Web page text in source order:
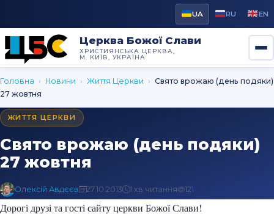
UA RU EN
Церква Божої Слави
ХРИСТИЯНСЬКА ЦЕРКВА,
М. КИЇВ, УКРАЇНА
Головна › Новини › Життя Церкви › Свято врожаю (день подяки)
27 жовтня
ЖИТТЯ ЦЕРКВИ
Свято врожаю (день подяки)
27 жовтня
Олексій Авдєєв 27.10.2013 1 хв читання 121
Дорогі друзі та гості сайту церкви Божої Слави!